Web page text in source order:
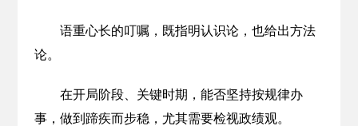
语重心长的叮嘱，既指明认识论，也给出方法
论。
在开局阶段、关键时期，能否坚持按规律办
事，做到蹄疾而步稳，尤其需要检视政绩观。